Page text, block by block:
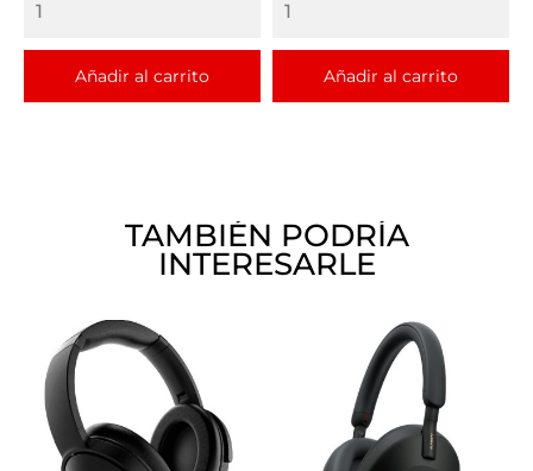
Añadir al carrito Añadir al carrito
TAMBIÉN PODRÍA
INTERESARLE